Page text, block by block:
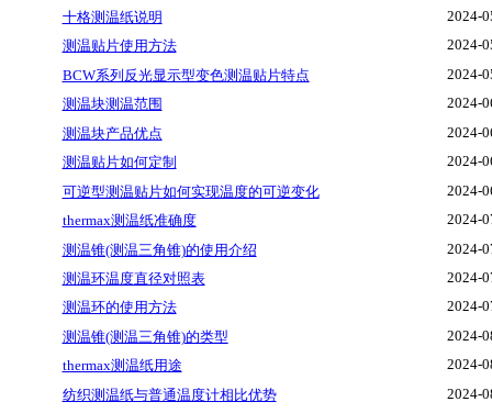
十格测温纸说明
2024-
测温贴片使用方法
2024-
BCW系列反光显示型变色测温贴片特点
2024-
测温块测温范围
2024-
测温块产品优点
2024-
测温贴片如何定制
2024-
可逆型测温贴片如何实现温度的可逆变化
2024-
thermax测温纸准确度
2024-
测温锥(测温三角锥)的使用介绍
2024-
测温环温度直径对照表
2024-
测温环的使用方法
2024-
测温锥(测温三角锥)的类型
2024-
thermax测温纸用途
2024-
纺织测温纸与普通温度计相比优势
2024-